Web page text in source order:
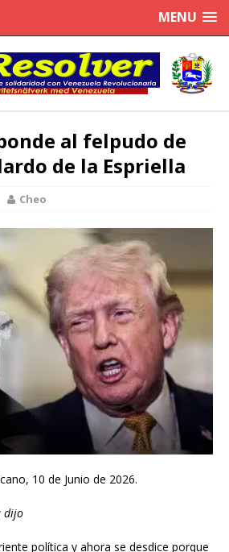
MENU
al felpudo de
de la Espriella
Cheo
10 de Junio de 2026.
dijo
política y ahora se desdice porque